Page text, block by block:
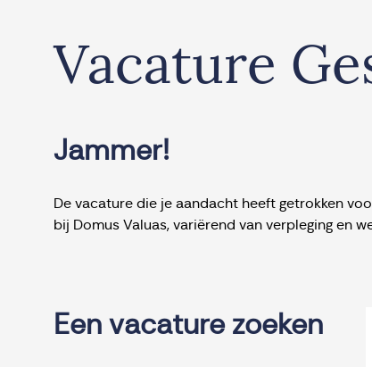
Vacature
Jammer!
De vacature die je aandacht heeft getrokken
bij Domus Valuas, variërend van verpleging en
Een vacature zoeken